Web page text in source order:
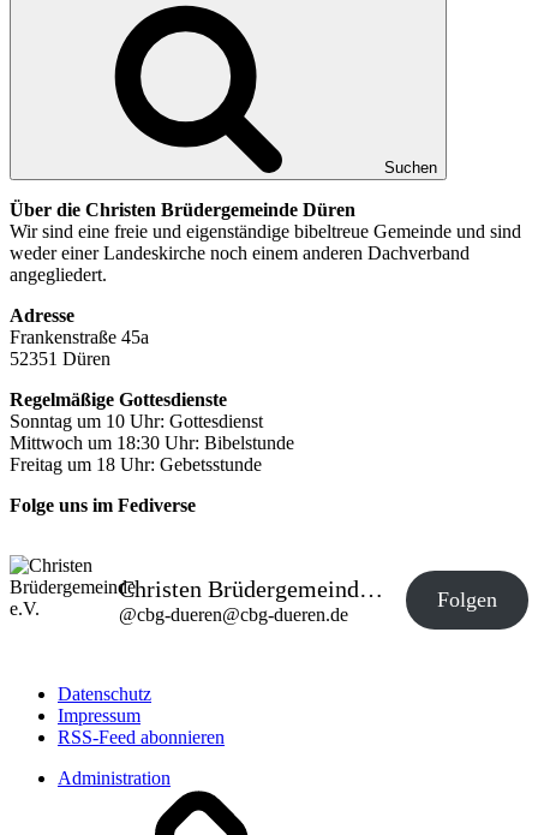
Suchen
Über die Christen Brüdergemeinde Düren
Wir sind eine freie und eigenständige bibeltreue Gemeinde und sind
weder einer Landeskirche noch einem anderen Dachverband
angegliedert.
Adresse
Frankenstraße 45a
52351 Düren
Regelmäßige Gottesdienste
Sonntag um 10 Uhr: Gottesdienst
Mittwoch um 18:30 Uhr: Bibelstunde
Freitag um 18 Uhr: Gebetsstunde
Folge uns im Fediverse
Christen Brüdergemeinde e.V.
@cbg-dueren@cbg-dueren.de
Folgen
Datenschutz
Impressum
RSS-Feed abonnieren
Administration